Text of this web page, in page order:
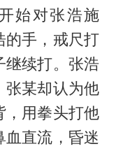
始对张浩施
的手，戒尺打
继续打。张浩
张某却认为他
，用拳头打他
血直流，昏迷